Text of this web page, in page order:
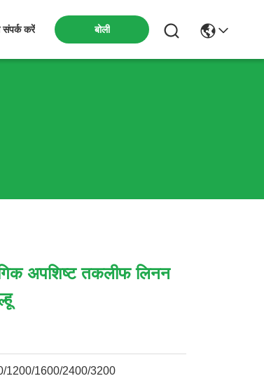
करें बोली
अपशिष्ट तकलीफ लिनन
1200/1600/2400/3200